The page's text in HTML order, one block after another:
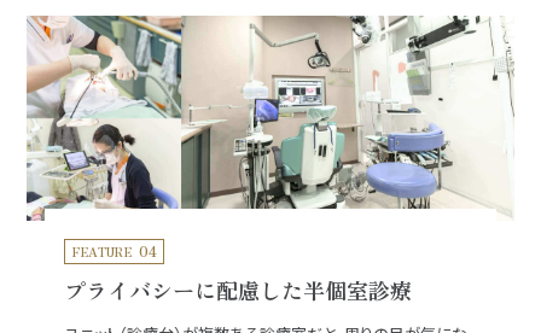
FEATURE 04
プライバシーに配慮した半個室診療